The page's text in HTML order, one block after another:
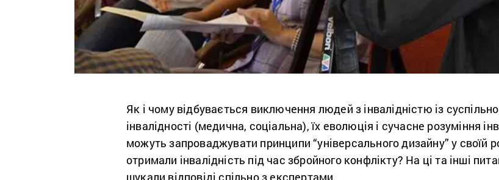
Як і чому відбувається виключення людей з інвалідністю із
інвалідності (медична, соціальна), їх еволюція і сучасне розуміння
можуть запроваджувати принципи “універсального дизайну” у своїй
отримали інвалідність під час збройного конфлікту? На ці та інші
шукали відповіді спільно з експертами.